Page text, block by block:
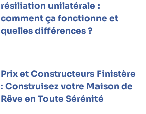
résiliation unilatérale :
comment ça fonctionne et
quelles différences ?
Prix et Constructeurs Finistère
: Construisez votre Maison de
Rêve en Toute Sérénité